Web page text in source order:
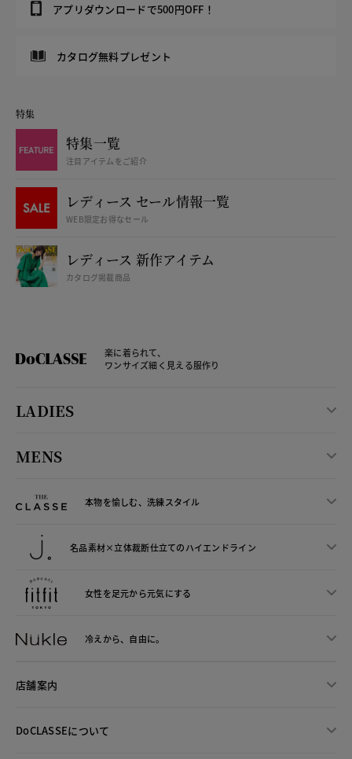
アプリダウンロードで500円OFF！
カタログ無料プレゼント
特集
特集一覧
注目アイテムをご紹介
レディース セール情報一覧
WEB限定お得なセール
レディース 新作アイテム
カタログ掲載商品
楽に着られて、
ワンサイズ細く見える服作り
LADIES
MENS
本物を愉しむ、洗練スタイル
名品素材×立体裁断仕立てのハイエンドライン
女性を足元から元気にする
冷えから、 自由に。
店舗案内
DoCLASSEについて